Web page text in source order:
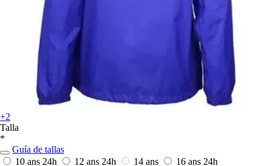
+2
Talla
*
Guía de tallas
10 ans 24h 12 ans 24h 14 ans 16 ans 24h